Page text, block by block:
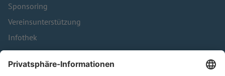
Sponsoring
Vereinsunterstützung
Infothek
Kontakt